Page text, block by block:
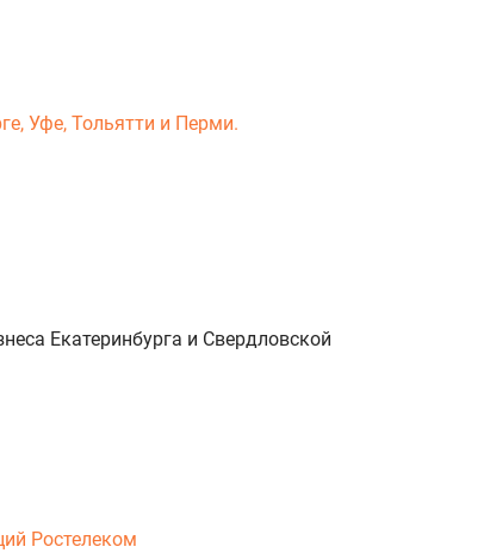
Уфе, Тольятти и Перми.
Екатеринбурга и Свердловской
Ростелеком